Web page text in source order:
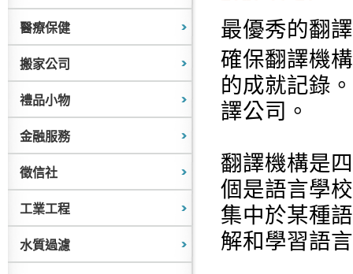
醫療保健
搬家公司
禮品小物
金融服務
徵信社
工業工程
水質過濾
最優秀的翻
確保翻譯機
的成就記錄
譯公司。
翻譯機構是
個是語言學
集中於某種
解和學習語